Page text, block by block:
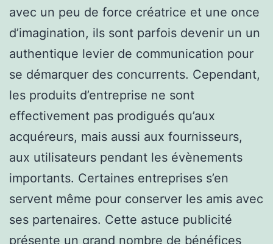
avec un peu de force créatrice et une once
d’imagination, ils sont parfois devenir un un
authentique levier de communication pour
se démarquer des concurrents. Cependant,
les produits d’entreprise ne sont
effectivement pas prodigués qu’aux
acquéreurs, mais aussi aux fournisseurs,
aux utilisateurs pendant les évènements
importants. Certaines entreprises s’en
servent même pour conserver les amis avec
ses partenaires. Cette astuce publicité
présente un grand nombre de bénéfices